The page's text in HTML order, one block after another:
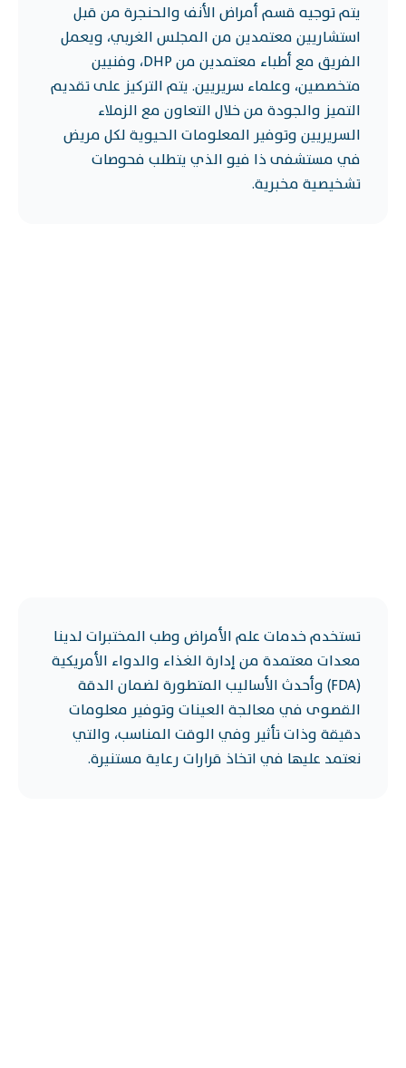
يتم توجيه قسم أمراض الأنف والحنجرة من قبل
استشاريين معتمدين من المجلس الغربي، ويعمل
الفريق مع أطباء معتمدين من DHP، وفنيين
متخصصين، وعلماء سريريين. يتم التركيز على تقديم
التميز والجودة من خلال التعاون مع الزملاء
السريريين وتوفير المعلومات الحيوية لكل مريض
في مستشفى ذا فيو الذي يتطلب فحوصات
تشخيصية مخبرية.
تستخدم خدمات علم الأمراض وطب المختبرات لدينا
معدات معتمدة من إدارة الغذاء والدواء الأمريكية
(FDA) وأحدث الأساليب المتطورة لضمان الدقة
القصوى في معالجة العينات وتوفير معلومات
دقيقة وذات تأثير وفي الوقت المناسب، والتي
نعتمد عليها في اتخاذ قرارات رعاية مستنيرة.